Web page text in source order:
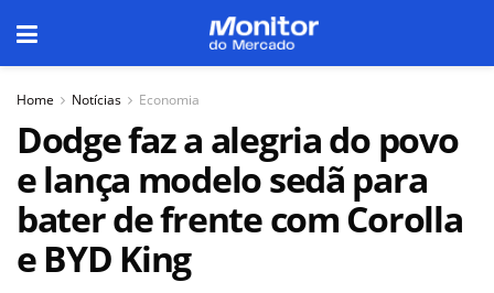
Home Notícias Economia
Dodge faz a alegria do povo
e lança modelo sedã para
bater de frente com Corolla
e BYD King